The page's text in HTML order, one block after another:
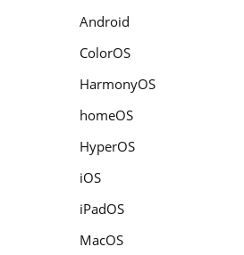
Android
ColorOS
HarmonyOS
homeOS
HyperOS
iOS
iPadOS
MacOS